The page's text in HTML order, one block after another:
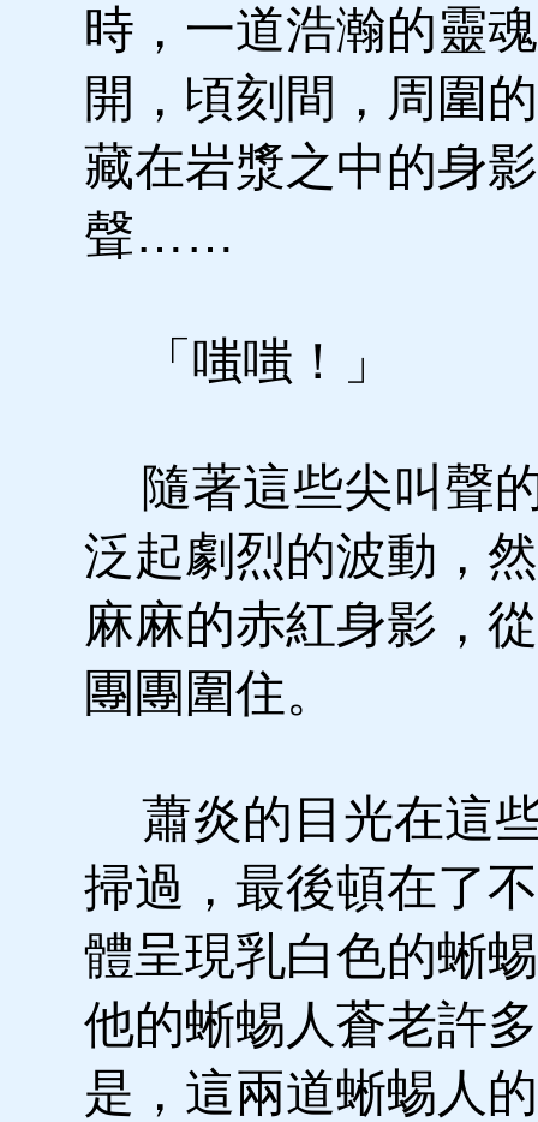
時，一道浩瀚的靈
開，頃刻間，周圍
藏在岩漿之中的身
聲……
「嗤嗤！」
隨著這些尖叫聲
泛起劇烈的波動，
麻麻的赤紅身影，
團團圍住。
蕭炎的目光在這
掃過，最後頓在了
體呈現乳白色的蜥
他的蜥蜴人蒼老許
是，這兩道蜥蜴人